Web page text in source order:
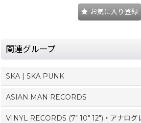
お気に入り登録
関連グループ
SKA | SKA PUNK
ASIAN MAN RECORDS
VINYL RECORDS (7" 10" 12")・アナログ